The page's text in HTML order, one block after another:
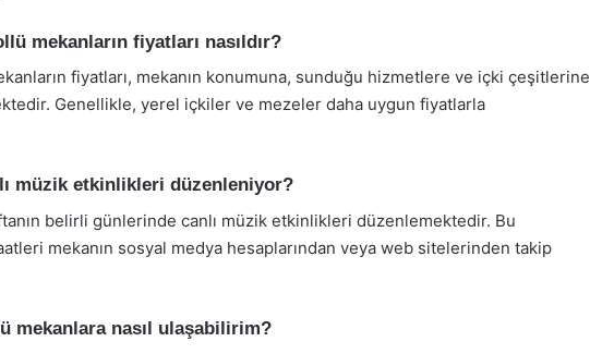
mekanların fiyatları nasıldır?
fiyatları, mekanın konumuna, sunduğu hizmetlere ve içki çeşitlerine
Genellikle, yerel içkiler ve mezeler daha uygun fiyatlarla
müzik etkinlikleri düzenleniyor?
belirli günlerinde canlı müzik etkinlikleri düzenlemektedir. Bu
mekanın sosyal medya hesaplarından veya web sitelerinden takip
mekanlara nasıl ulaşabilirim?